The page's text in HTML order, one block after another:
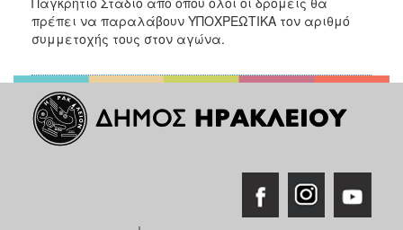
πρέπει να παραλάβουν ΥΠΟΧΡΕΩΤΙΚΑ τον αριθμό
συμμετοχής τους στον αγώνα.